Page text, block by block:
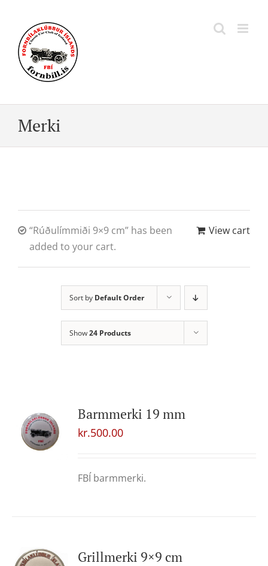
content
Merki
View cart
“Rúðulímmiði 9×9 cm” has been
added to your cart.
Sort by Default Order
Show24 Products
Barmmerki 19 mm
kr.500.00
FBÍ barmmerki.
Grillmerki 9×9 cm